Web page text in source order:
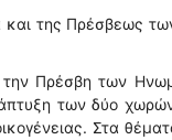
και της Πρέσβεως
την Πρέσβη των
των δύο
Στα